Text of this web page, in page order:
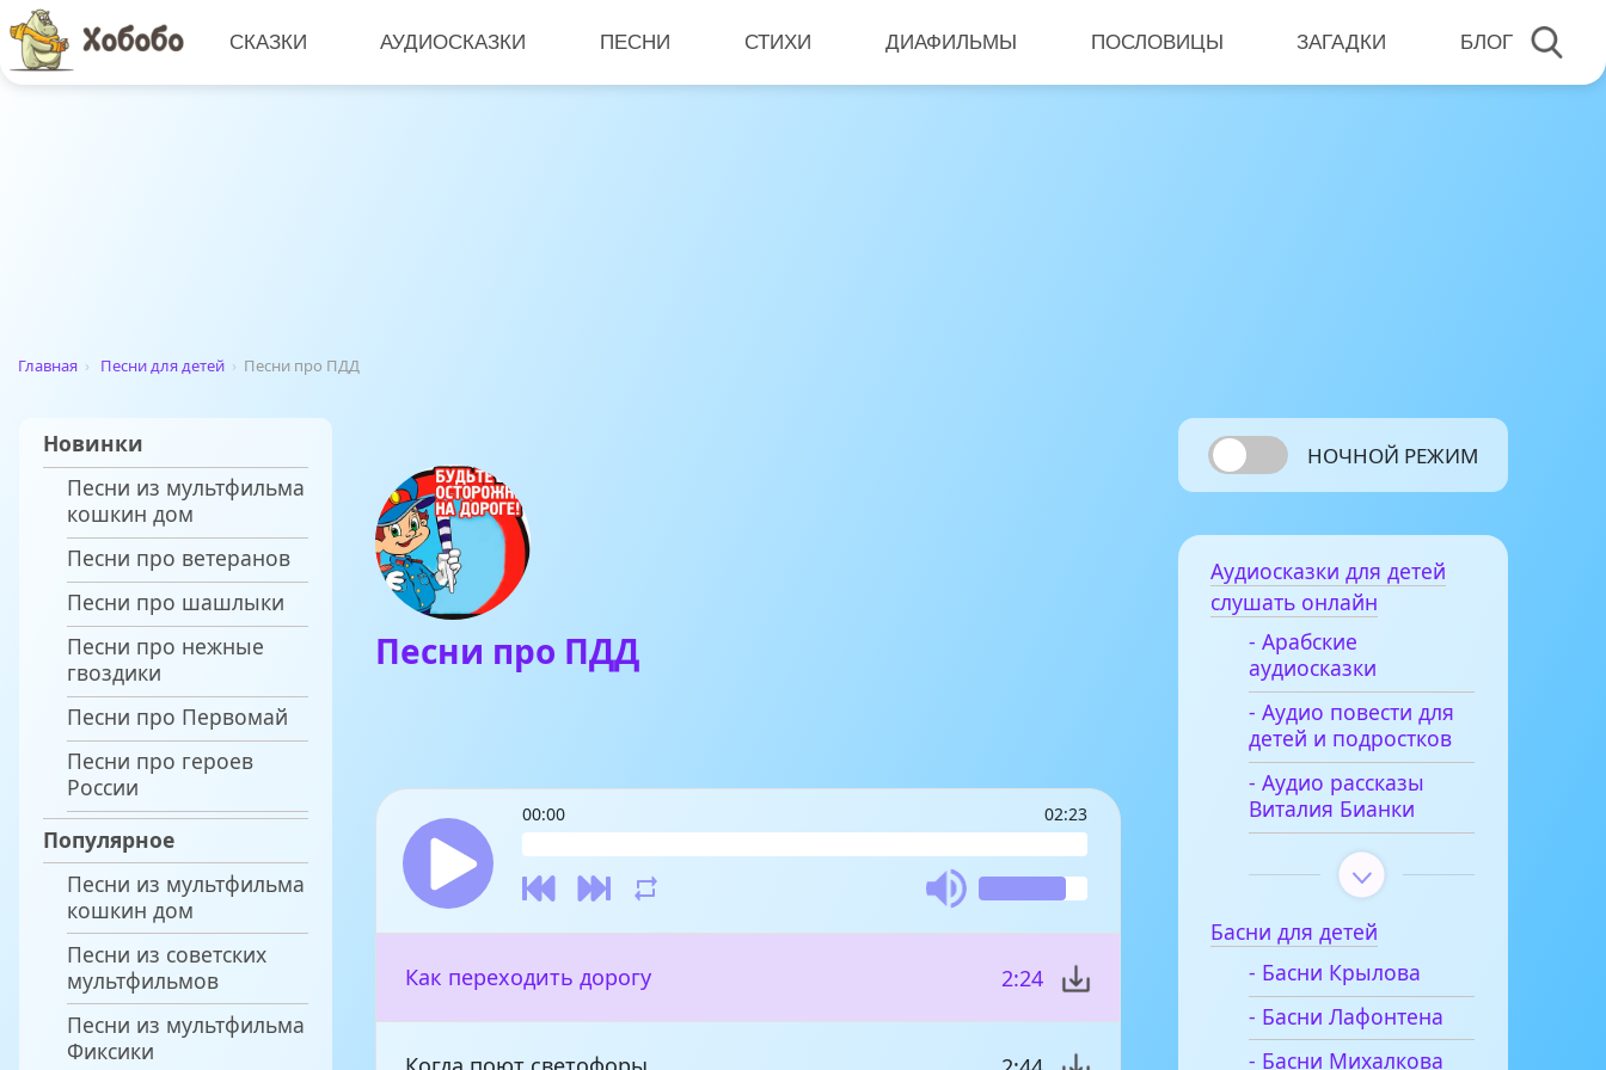
СКАЗКИ АУДИОСКАЗКИ ПЕСНИ СТИХИ ДИАФИЛЬМЫ ПОСЛОВИЦЫ ЗАГАДКИ БЛОГ
Главная › Песни для детей › Песни про ПДД
Новинки
Песни из мультфильма
кошкин дом
Песни про ветеранов
Песни про шашлыки
Песни про нежные
гвоздики
Песни про Первомай
Песни про героев
России
Популярное
Песни из мультфильма
кошкин дом
Песни из советских
мультфильмов
Песни из мультфильма
Фиксики
Песни про ПДД
00:00 02:23
Как переходить дорогу 2:24
НОЧНОЙ РЕЖИМ
Аудиосказки для детей
слушать онлайн
- Арабские
аудиосказки
- Аудио повести для
детей и подростков
- Аудио рассказы
Виталия Бианки
Басни для детей
- Басни Крылова
- Басни Лафонтена
- Басни Михалкова